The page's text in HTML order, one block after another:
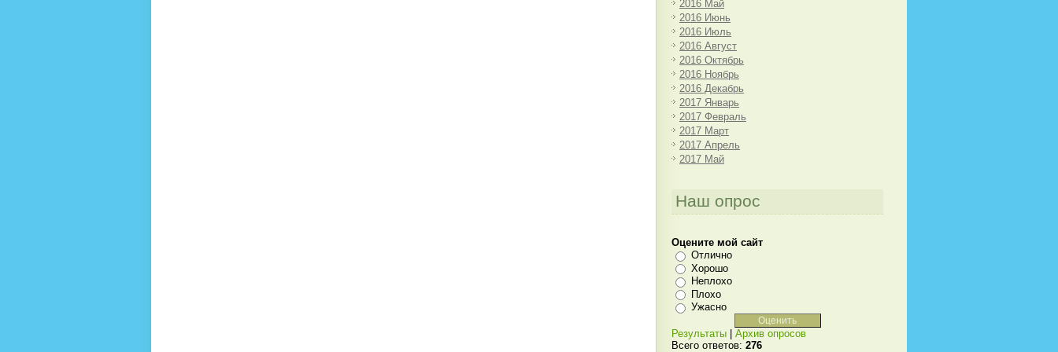
2016 Май
2016 Июнь
2016 Июль
2016 Август
2016 Октябрь
2016 Ноябрь
2016 Декабрь
2017 Январь
2017 Февраль
2017 Март
2017 Апрель
2017 Май
Наш опрос
Оцените мой сайт
Отлично
Хорошо
Неплохо
Плохо
Ужасно
Результаты
Архив опросов
Всего ответов: 276